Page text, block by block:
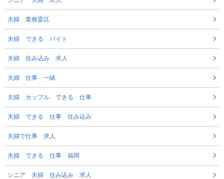
夫婦 業務委託
夫婦 できる バイト
夫婦 住み込み 求人
夫婦 仕事 一緒
夫婦 カップル できる 仕事
夫婦 できる 仕事 住み込み
夫婦で仕事 求人
夫婦 できる 仕事 福岡
シニア 夫婦 住み込み 求人